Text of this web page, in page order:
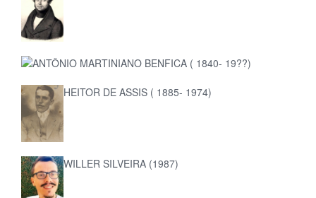
ANTÔNIO MARTINIANO BENFICA ( 1840- 19??)
HEITOR DE ASSIS ( 1885- 1974)
WILLER SILVEIRA (1987)